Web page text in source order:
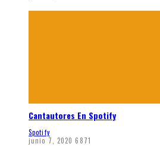
Cantautores En Spotify
Spotify
junio 7, 2020 6871